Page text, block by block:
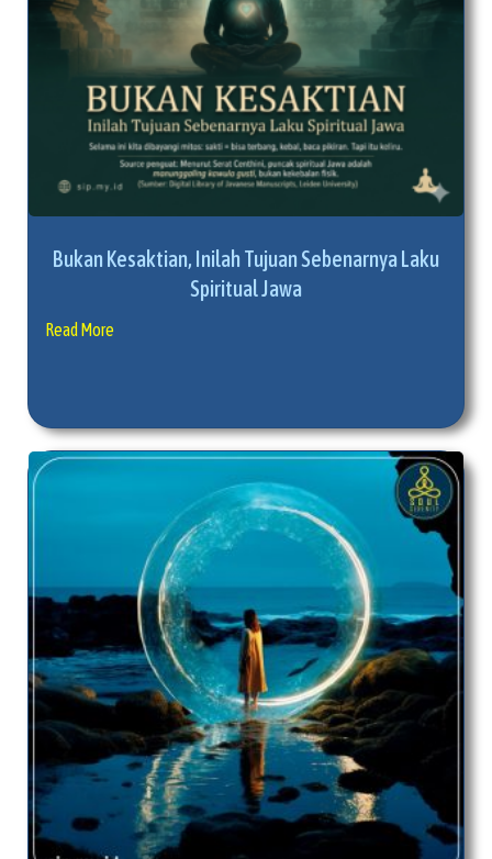
Bukan Kesaktian, Inilah Tujuan Sebenarnya Laku
Spiritual Jawa
Read More